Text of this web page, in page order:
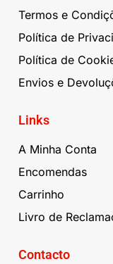
Termos e
Política de
Política de
Envios e
Links
A Minha Conta
Encomendas
Carrinho
Livro de
Contacto